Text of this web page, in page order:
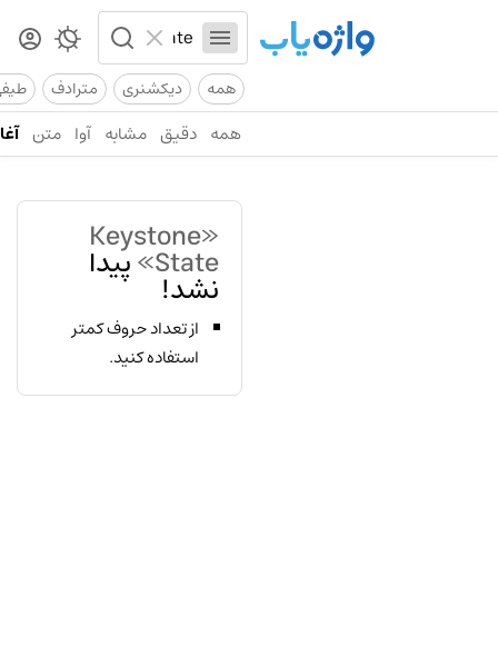
همه دیکشنری مترادف
همه دقیق مشابه آوا متن
«Keystone
State» پیدا
نشد!
از تعداد حروف کمتر
استفاده کنید.